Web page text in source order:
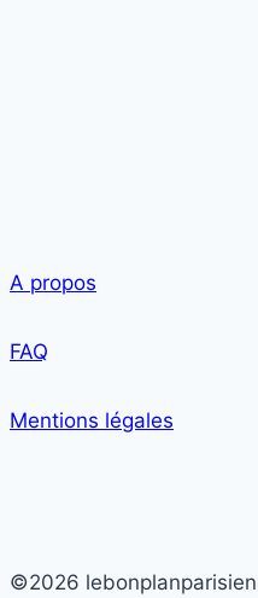
A propos
FAQ
Mentions légales
©2026 lebonplanparisien